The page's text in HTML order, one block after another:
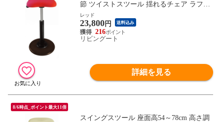
節 ツイストスツール 揺れるチェア ラフレ
シアチェア （ イス オフィス 揺れる スタ
ンディング 立ち仕事 スタンディングチェ
ア ハイスツール ） 【レッド】
レッド
23,800円 送料込み
216
リビングート
詳細を見る
8/6時点_ポイント最大11倍
スイングスツール 座面高54～78cm 高さ調